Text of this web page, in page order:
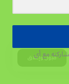
قبول وإغلاق
مع أي